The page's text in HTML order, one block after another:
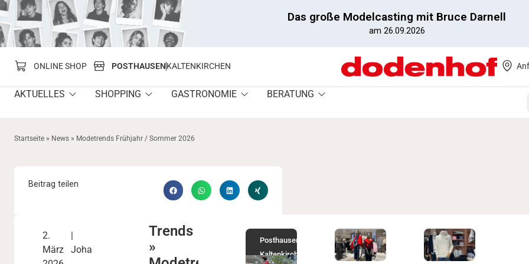
springen
Das große Modelcasting mit Bruce Darnell
am 26.09.2026
ONLINE SHOP POSTHAUSENKALTENKIRCHEN
AKTUELLES SHOPPING GASTRONOMIE BERATUNG
Startseite » News » Modetrends Frühjahr / Sommer 2026
Beitrag teilen
2.
März
Johanna
Trends
»
Posthausen
Kaltenkirchen